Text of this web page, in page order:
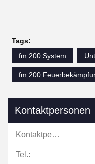
Tags:
fm 200 System
fm 200
Kontaktpersonen
Kontaktpersonen:
Tel.: